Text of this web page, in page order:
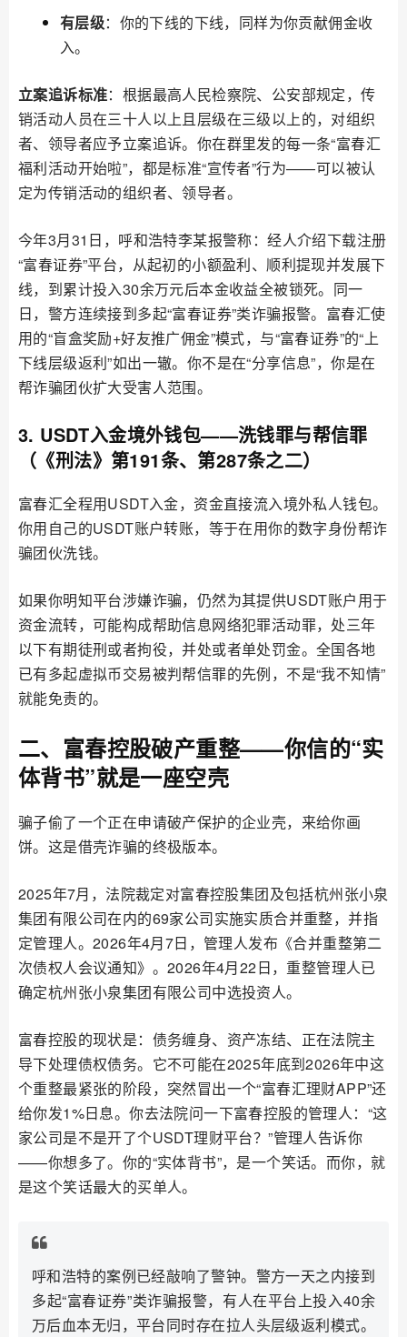
有层级：你的下线的下线，同样为你贡献佣金收
入。
立案追诉标准：根据最高人民检察院、公安部规定，传
销活动人员在三十人以上且层级在三级以上的，对组织
者、领导者应予立案追诉。你在群里发的每一条“富春汇
福利活动开始啦”，都是标准“宣传者”行为——可以被认
定为传销活动的组织者、领导者。
今年3月31日，呼和浩特李某报警称：经人介绍下载注册
“富春证券”平台，从起初的小额盈利、顺利提现并发展下
线，到累计投入30余万元后本金收益全被锁死。同一
日，警方连续接到多起“富春证券”类诈骗报警。富春汇使
用的“盲盒奖励+好友推广佣金”模式，与“富春证券”的“上
下线层级返利”如出一辙。你不是在“分享信息”，你是在
帮诈骗团伙扩大受害人范围。
3. USDT入金境外钱包——洗钱罪与帮信罪
（《刑法》第191条、第287条之二）
富春汇全程用USDT入金，资金直接流入境外私人钱包。
你用自己的USDT账户转账，等于在用你的数字身份帮诈
骗团伙洗钱。
如果你明知平台涉嫌诈骗，仍然为其提供USDT账户用于
资金流转，可能构成帮助信息网络犯罪活动罪，处三年
以下有期徒刑或者拘役，并处或者单处罚金。全国各地
已有多起虚拟币交易被判帮信罪的先例，不是“我不知情”
就能免责的。
二、富春控股破产重整——你信的“实
体背书”就是一座空壳
骗子偷了一个正在申请破产保护的企业壳，来给你画
饼。这是借壳诈骗的终极版本。
2025年7月，法院裁定对富春控股集团及包括杭州张小泉
集团有限公司在内的69家公司实施实质合并重整，并指
定管理人。2026年4月7日，管理人发布《合并重整第二
次债权人会议通知》。2026年4月22日，重整管理人已
确定杭州张小泉集团有限公司中选投资人。
富春控股的现状是：债务缠身、资产冻结、正在法院主
导下处理债权债务。它不可能在2025年底到2026年中这
个重整最紧张的阶段，突然冒出一个“富春汇理财APP”还
给你发1%日息。你去法院问一下富春控股的管理人：“这
家公司是不是开了个USDT理财平台？”管理人告诉你
——你想多了。你的“实体背书”，是一个笑话。而你，就
是这个笑话最大的买单人。
呼和浩特的案例已经敲响了警钟。警方一天之内接到
多起“富春证券”类诈骗报警，有人在平台上投入40余
万后血本无归，平台同时存在拉人头层级返利模式。